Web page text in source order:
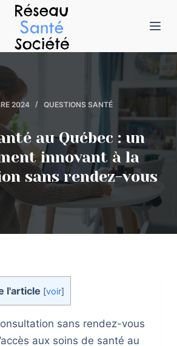
2024 QUESTIONS SANTÉ
au Québec : un
innovant à la
sans rendez-vous
l'article [voir]
sans rendez-vous
aux soins de santé au